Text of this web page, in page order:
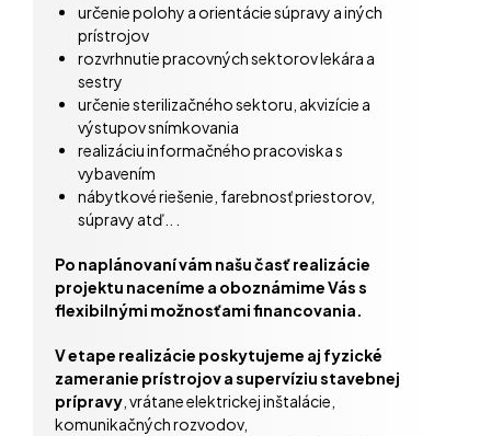
určenie polohy a orientácie súpravy a iných
prístrojov
rozvrhnutie pracovných sektorov lekára a
sestry
určenie sterilizačného sektoru, akvizície a
výstupov snímkovania
realizáciu informačného pracoviska s
vybavením
nábytkové riešenie, farebnosť priestorov,
súpravy atď.. .
Po naplánovaní vám našu časť realizácie
projektu naceníme a oboznámime Vás s
flexibilnými možnosťami financovania.
V etape realizácie poskytujeme aj fyzické
zameranie prístrojov a supervíziu stavebnej
prípravy, vrátane elektrickej inštalácie,
komunikačných rozvodov,